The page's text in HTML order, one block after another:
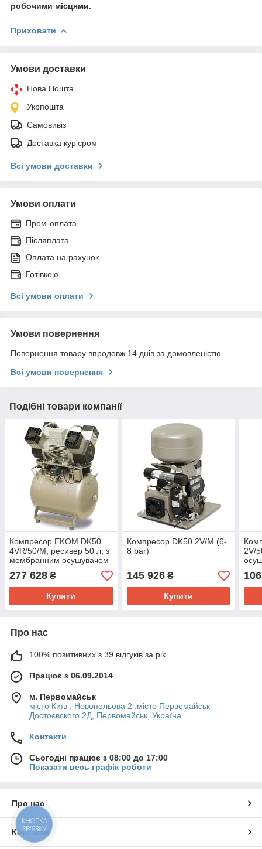
робочими місцями.
Приховати
Умови доставки
Нова Пошта
Укрпошта
Самовивіз
Доставка кур'єром
Всі умови доставки
Умови оплати
Пром-оплата
Післяплата
Оплата на рахунок
Готівкою
Всі умови оплати
Умови повернення
Повернення товару впродовж 14 днів за домовленістю
Всі умови повернення
Подібні товари компанії
Компресор EKOM DK50
4VR/50/M, ресивер 50 л, з
мембранним осушувачем
повітр
277 628 ₴
Купити
Компресор DK50 2V/M (6-
8 bar)
145 926₴
Купити
2V/
Про нас
100% позитивних з 39 відгуків за рік
Працює з 06.09.2014
м. Первомайськ
місто Київ , Новопольова 2 .місто Первомайськ
Достоєвского 2Д, Первомайськ, Україна
Контакти
Сьогодні працює з 08:00 до 17:00
Показати весь графік роботи
Про нас
Контакти
КНОПКА
ЗВ'ЯЗКУ